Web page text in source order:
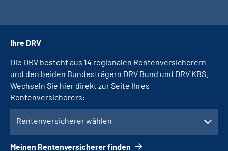
Ihre DRV
Die DRV besteht aus 14 regionalen Rentenversicherern
und den beiden Bundesträgern DRV Bund und DRV KBS.
Wechseln Sie hier direkt zur Seite Ihres
Rentenversicherers:
Rentenversicherer wählen
Meinen Rentenversicherer finden